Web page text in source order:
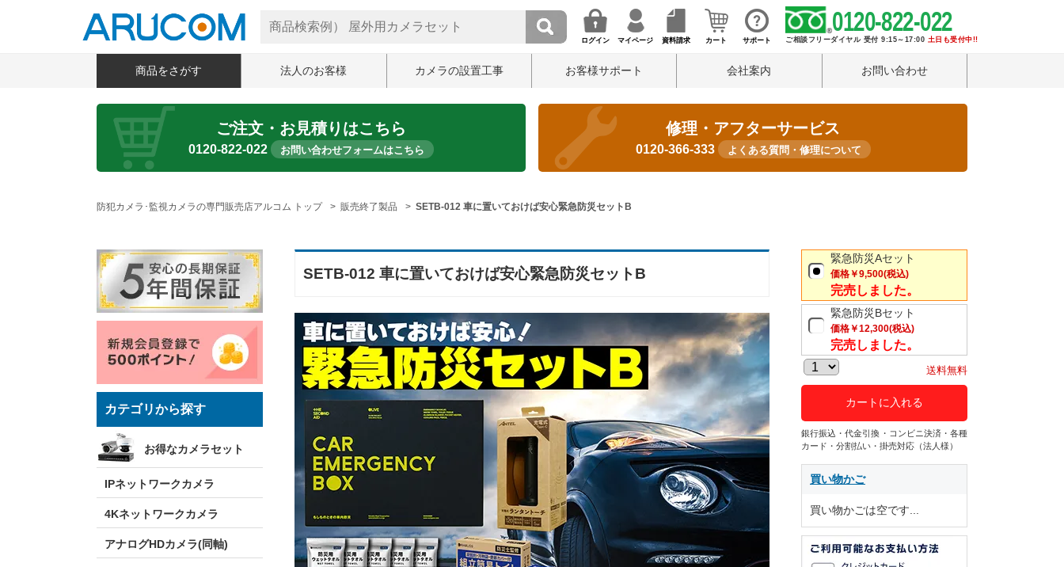
ログイン マイページ 資料請求 カート サポート
0120-822-022
ご相談フリーダイヤル 受付 9:15～17:00 土日も受付中!!
商品をさがす 法人のお客様 カメラの設置工事 お客様サポート 会社案内 お問い合わせ
ご注文・お見積りはこちら
0120-822-022 お問い合わせフォームはこちら
修理・アフターサービス
0120-366-333 よくある質問・修理について
防犯カメラ･監視カメラの専門販売店アルコム トップ 販売終了製品 SETB-012 車に置いておけば安心緊急防災セットB
カテゴリから探す
お得なカメラセット
IPネットワークカメラ
4Kネットワークカメラ
アナログHDカメラ(同軸)
SETB-012 車に置いておけば安心緊急防災セットB
緊急防災Aセット
価格 ￥9,500(税込)
完売しました。
緊急防災Bセット
価格 ￥12,300(税込)
完売しました。
送料無料
カートに入れる
銀行振込・代金引換・コンビニ決済・各種
カード・分割払い・掛売対応（法人様）
買い物かご
買い物かごは空です...